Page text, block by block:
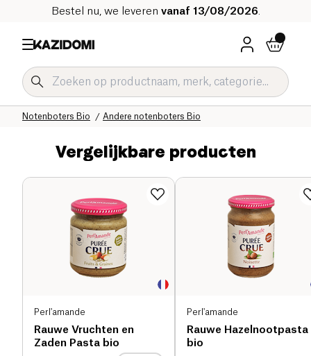
Bestel nu, we leveren vanaf 13/08/2026
Andere notenboters Bio
Notenboters Bio
Notenpasta's en notenboters Bio
Zoetwaren Bio
Home
Vergelijkbare producten
Perl'amande
Rauwe Vruchten en
Zaden Pasta bio
Perl'amande
Rauwe Hazelnootpasta
bio